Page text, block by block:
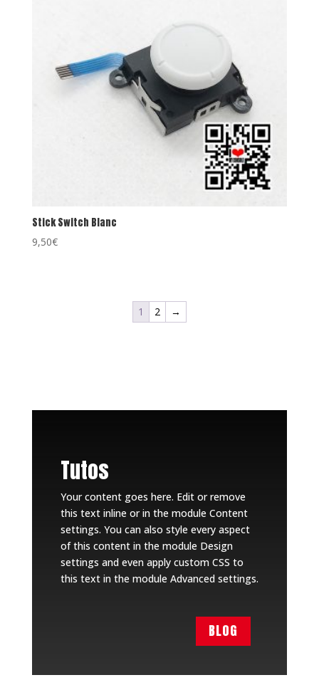
Stick Switch Blanc
9,50€
1 2 →
Tutos
Your content goes here. Edit or remove
this text inline or in the module Content
settings. You can also style every aspect
of this content in the module Design
settings and even apply custom CSS to
this text in the module Advanced settings.
BLOG